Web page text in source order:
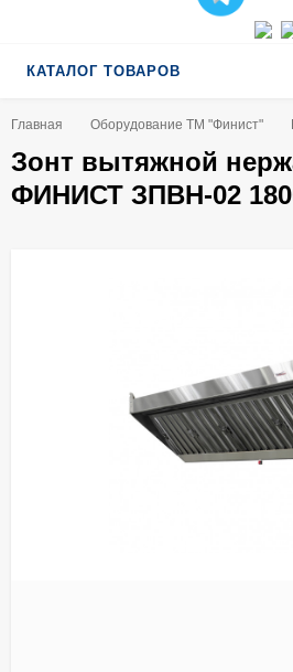
КАТАЛОГ ТОВАРОВ
Главная Оборудование ТМ "Финист"
Зонт вытяжной
ФИНИСТ ЗПВН-02